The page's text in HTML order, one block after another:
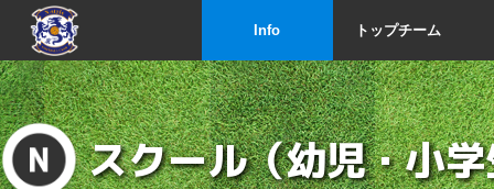
Info トップチーム
スクール（幼児・小